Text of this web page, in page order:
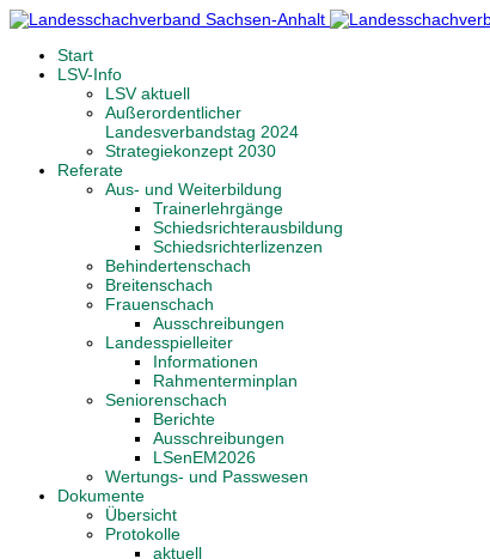
Start
LSV-Info
LSV aktuell
Außerordentlicher
Landesverbandstag 2024
Strategiekonzept 2030
Referate
Aus- und Weiterbildung
Trainerlehrgänge
Schiedsrichterausbildung
Schiedsrichterlizenzen
Behindertenschach
Breitenschach
Frauenschach
Ausschreibungen
Landesspielleiter
Informationen
Rahmenterminplan
Seniorenschach
Berichte
Ausschreibungen
LSenEM2026
Wertungs- und Passwesen
Dokumente
Übersicht
Protokolle
aktuell